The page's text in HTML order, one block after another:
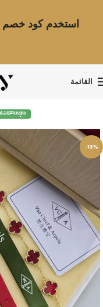
استخدم كود خصم
القائمة
-13%